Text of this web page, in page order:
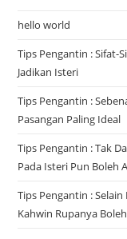
hello world
Tips Pengantin : Sifat-
Jadikan Isteri
Tips Pengantin :
Pasangan Paling Ideal
Tips Pengantin : Tak
Pada Isteri Pun Boleh
Tips Pengantin : Selain
Kahwin Rupanya